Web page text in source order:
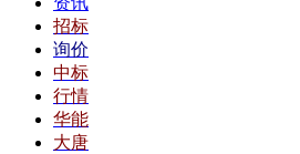
招标
询价
中标
行情
华能
大唐